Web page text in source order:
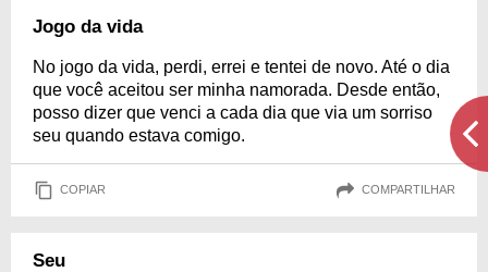
Jogo da vida
No jogo da vida, perdi, errei e tentei de novo. Até o dia
que você aceitou ser minha namorada. Desde então,
posso dizer que venci a cada dia que via um sorriso
seu quando estava comigo.
COPIAR COMPARTILHAR
Seu